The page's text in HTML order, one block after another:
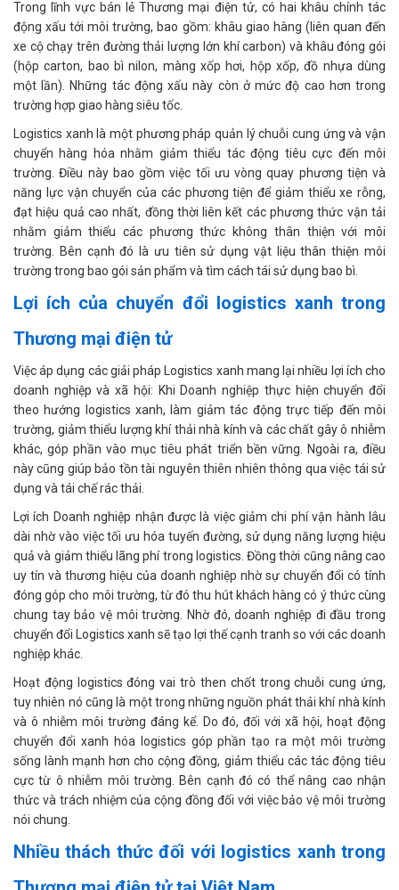
Trong lĩnh vực bán lẻ Thương mại điện tử, có hai khâu chính tác
động xấu tới môi trường, bao gồm: khâu giao hàng (liên quan đến
xe cộ chạy trên đường thải lượng lớn khí carbon) và khâu đóng gói
(hộp carton, bao bì nilon, màng xốp hơi, hộp xốp, đồ nhựa dùng
một lần). Những tác động xấu này còn ở mức độ cao hơn trong
trường hợp giao hàng siêu tốc.
Logistics xanh là một phương pháp quản lý chuỗi cung ứng và vận
chuyển hàng hóa nhằm giảm thiểu tác động tiêu cực đến môi
trường. Điều này bao gồm việc tối ưu vòng quay phương tiện và
năng lực vận chuyển của các phương tiện để giảm thiểu xe rỗng,
đạt hiệu quả cao nhất, đồng thời liên kết các phương thức vận tải
nhằm giảm thiểu các phương thức không thân thiện với môi
trường. Bên cạnh đó là ưu tiên sử dụng vật liệu thân thiện môi
trường trong bao gói sản phẩm và tìm cách tái sử dụng bao bì.
Lợi ích của chuyển đổi logistics xanh trong
Thương mại điện tử
Việc áp dụng các giải pháp Logistics xanh mang lại nhiều lợi ích cho
doanh nghiệp và xã hội: Khi Doanh nghiệp thực hiện chuyển đổi
theo hướng logistics xanh, làm giảm tác động trực tiếp đến môi
trường, giảm thiểu lượng khí thải nhà kính và các chất gây ô nhiễm
khác, góp phần vào mục tiêu phát triển bền vững. Ngoài ra, điều
này cũng giúp bảo tồn tài nguyên thiên nhiên thông qua việc tái sử
dụng và tái chế rác thải.
Lợi ích Doanh nghiệp nhận được là việc giảm chi phí vận hành lâu
dài nhờ vào việc tối ưu hóa tuyến đường, sử dụng năng lượng hiệu
quả và giảm thiểu lãng phí trong logistics. Đồng thời cũng nâng cao
uy tín và thương hiệu của doanh nghiệp nhờ sự chuyển đổi có tính
đóng góp cho môi trường, từ đó thu hút khách hàng có ý thức cùng
chung tay bảo vệ môi trường. Nhờ đó, doanh nghiệp đi đầu trong
chuyển đổi Logistics xanh sẽ tạo lợi thế cạnh tranh so với các doanh
nghiệp khác.
Hoạt động logistics đóng vai trò then chốt trong chuỗi cung ứng,
tuy nhiên nó cũng là một trong những nguồn phát thải khí nhà kính
và ô nhiễm môi trường đáng kể. Do đó, đối với xã hội, hoạt động
chuyển đổi xanh hóa logistics góp phần tạo ra một môi trường
sống lành mạnh hơn cho cộng đồng, giảm thiểu các tác động tiêu
cực từ ô nhiễm môi trường. Bên cạnh đó có thể nâng cao nhận
thức và trách nhiệm của cộng đồng đối với việc bảo vệ môi trường
nói chung.
Nhiều thách thức đối với logistics xanh trong